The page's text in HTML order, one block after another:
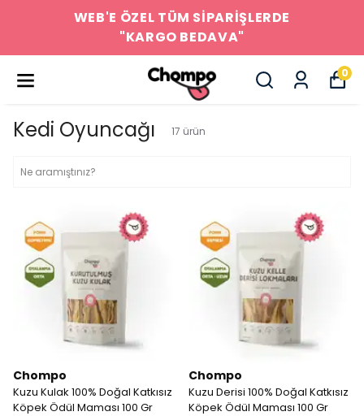
WEB'E ÖZEL TÜM SİPARİŞLERDE
"KARGO BEDAVA"
0
Kedi Oyuncağı 17 ürün
Chompo
Kuzu Kulak 100% Doğal Katkısız
Köpek Ödül Maması 100 Gr
Chompo
Kuzu Derisi 100% Doğal Katkısız
Köpek Ödül Maması 100 Gr